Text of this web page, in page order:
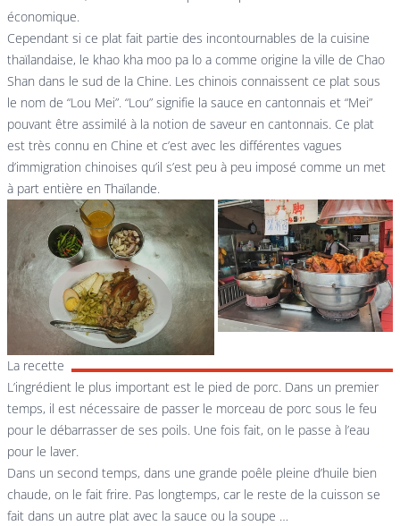
économique.
Cependant si ce plat fait partie des incontournables de la cuisine
thaïlandaise, le khao kha moo pa lo a comme origine la ville de Chao
Shan dans le sud de la Chine. Les chinois connaissent ce plat sous
le nom de “Lou Mei”. “Lou” signifie la sauce en cantonnais et “Mei”
pouvant être assimilé à la notion de saveur en cantonnais. Ce plat
est très connu en Chine et c’est avec les différentes vagues
d’immigration chinoises qu’il s’est peu à peu imposé comme un met
à part entière en Thaïlande.
La recette
L’ingrédient le plus important est le pied de porc. Dans un premier
temps, il est nécessaire de passer le morceau de porc sous le feu
pour le débarrasser de ses poils. Une fois fait, on le passe à l’eau
pour le laver.
Dans un second temps, dans une grande poêle pleine d’huile bien
chaude, on le fait frire. Pas longtemps, car le reste de la cuisson se
fait dans un autre plat avec la sauce ou la soupe …